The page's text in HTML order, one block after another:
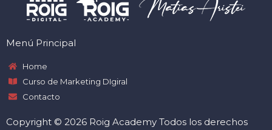
Menú Principal
Home
Curso de Marketing DIgiral
Contacto
Copyright © 2026 Roig Academy Todos los derechos